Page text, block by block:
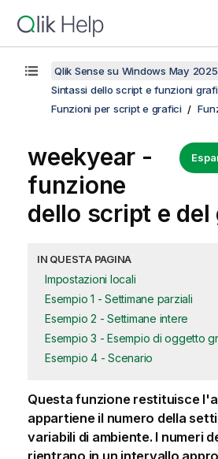
Qlik Sense su Windows May 2025
Sintassi dello script e funzioni
Funzioni per script e grafici
weekyear -
funzione
dello script e
IN QUESTA PAGINA
Impostazioni locali
Esempio 1 - Settimane parziali
Esempio 2 - Settimane intere
Esempio 3 - Esempio di oggetto
Esempio 4 - Scenario
Questa funzione restituisce
appartiene il numero della
variabili di ambiente. I numeri